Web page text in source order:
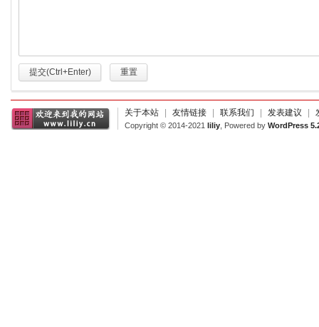
提交(Ctrl+Enter) 重置
关于本站 友情链接 联系我们 发表建议
Copyright © 2014-2021 liliy , Powered by WordPress